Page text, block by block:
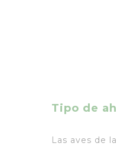
Tipo de
Las aves de